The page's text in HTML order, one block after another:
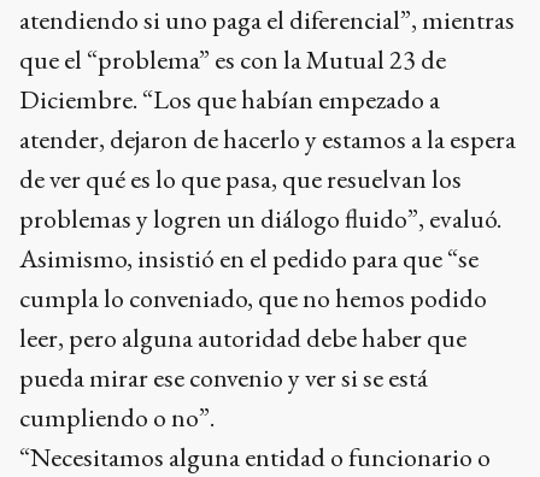
atendiendo si uno paga el diferencial”, mientras
que el “problema” es con la Mutual 23 de
Diciembre. “Los que habían empezado a
atender, dejaron de hacerlo y estamos a la espera
de ver qué es lo que pasa, que resuelvan los
problemas y logren un diálogo fluido”, evaluó.
Asimismo, insistió en el pedido para que “se
cumpla lo conveniado, que no hemos podido
leer, pero alguna autoridad debe haber que
pueda mirar ese convenio y ver si se está
cumpliendo o no”.
“Necesitamos alguna entidad o funcionario o